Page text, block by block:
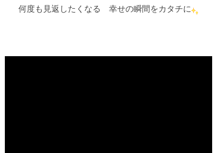
何度も見返したくなる 幸せの瞬間をカタチに